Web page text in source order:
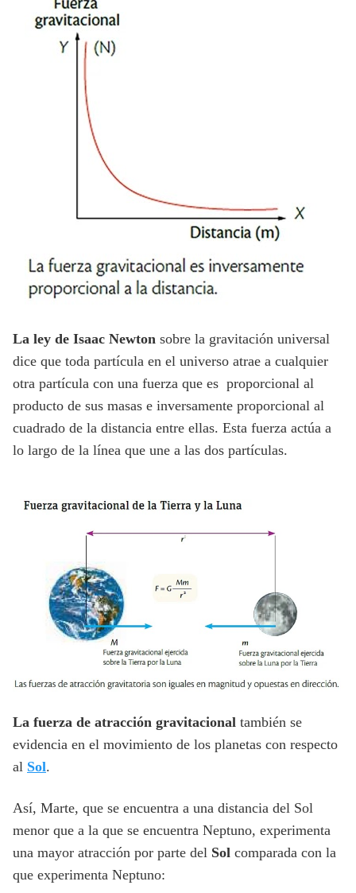
La ley de Isaac Newton sobre la gravitación universal
dice que toda partícula en el universo atrae a cualquier
otra partícula con una fuerza que es proporcional al
producto de sus masas e inversamente proporcional al
cuadrado de la distancia entre ellas. Esta fuerza actúa a
lo largo de la línea que une a las dos partículas.
La fuerza de atracción gravitacional también se
evidencia en el movimiento de los planetas con respecto
al Sol.
Así, Marte, que se encuentra a una distancia del Sol
menor que a la que se encuentra Neptuno, experimenta
una mayor atracción por parte del Sol comparada con la
que experimenta Neptuno: